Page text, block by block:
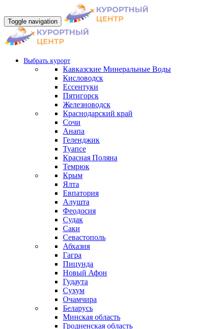
Toggle navigation
Выбрать курорт
Кавказские Минеральные Воды
Кисловодск
Ессентуки
Пятигорск
Железноводск
Краснодарский край
Сочи
Анапа
Геленджик
Туапсе
Красная Поляна
Темрюк
Крым
Ялта
Евпатория
Алушта
Феодосия
Судак
Саки
Севастополь
Абхазия
Гагра
Пицунда
Новый Афон
Гудаута
Сухум
Очамчира
Беларусь
Минская область
Гродненская область